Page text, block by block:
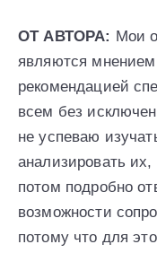
ОТ АВТОРА: Мои
являются мнением
рекомендацией
всем без
не успеваю
анализировать
потом подробно
возможности
потому что для